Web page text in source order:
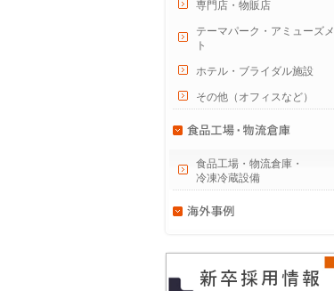
専門店・物販店
テーマパーク・アミューズ
ト
ホテル・ブライダル施設
その他（オフィスなど）
食品工場・物流倉庫・
冷凍冷蔵設備